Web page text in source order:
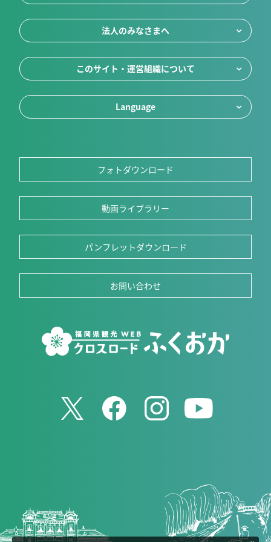
法人のみなさまへ
このサイト・運営組織について
Language
フォトダウンロード
動画ライブラリー
パンフレットダウンロード
お問い合わせ